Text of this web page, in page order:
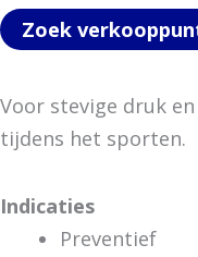
Zoek
Voor stevige druk
tijdens het sporten.
Indicaties
Preventief